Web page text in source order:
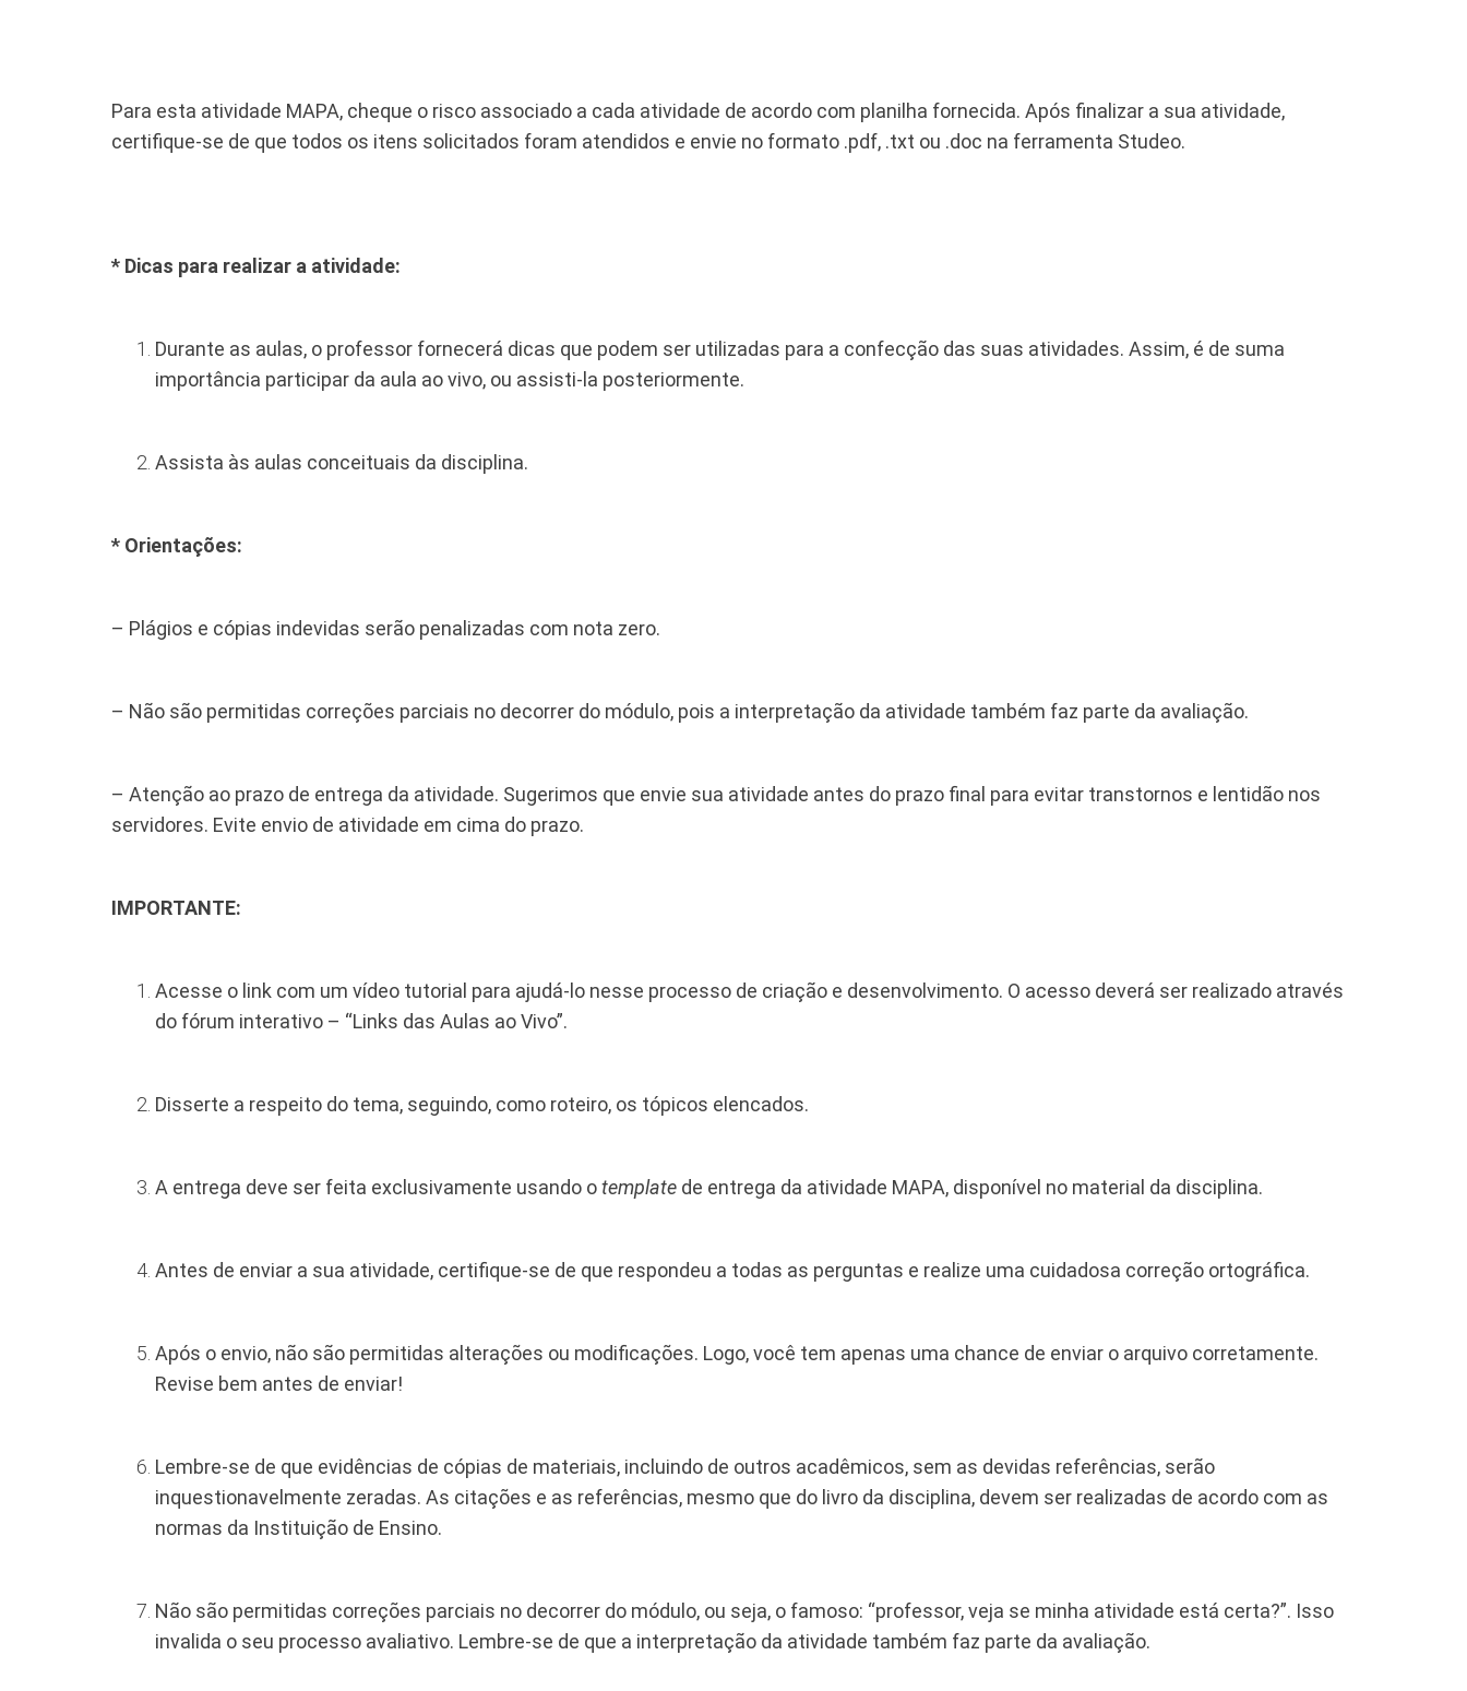
Para esta atividade MAPA, cheque o risco associado a cada atividade de acordo com planilha fornecida. Após finalizar a sua atividade,
certifique-se de que todos os itens solicitados foram atendidos e envie no formato .pdf, .txt ou .doc na ferramenta Studeo.
* Dicas para realizar a atividade:
Durante as aulas, o professor fornecerá dicas que podem ser utilizadas para a confecção das suas atividades. Assim, é de suma
importância participar da aula ao vivo, ou assisti-la posteriormente.
Assista às aulas conceituais da disciplina.
* Orientações:
– Plágios e cópias indevidas serão penalizadas com nota zero.
– Não são permitidas correções parciais no decorrer do módulo, pois a interpretação da atividade também faz parte da avaliação.
– Atenção ao prazo de entrega da atividade. Sugerimos que envie sua atividade antes do prazo final para evitar transtornos e lentidão nos
servidores. Evite envio de atividade em cima do prazo.
​​IMPORTANTE:
Acesse o link com um vídeo tutorial para ajudá-lo nesse processo de criação e desenvolvimento. O acesso deverá ser realizado através
do fórum interativo – “Links das Aulas ao Vivo”.
Disserte a respeito do tema, seguindo, como roteiro, os tópicos elencados.
A entrega deve ser feita exclusivamente usando otemplate de entrega da atividade MAPA, disponível no material da disciplina.
Antes de enviar a sua atividade, certifique-se de que respondeu a todas as perguntas e realize uma cuidadosa correção ortográfica.
Após o envio, não são permitidas alterações ou modificações. Logo, você tem apenas uma chance de enviar o arquivo corretamente.
Revise bem antes de enviar!
Lembre-se de que evidências de cópias de materiais, incluindo de outros acadêmicos, sem as devidas referências, serão
inquestionavelmente zeradas. As citações e as referências, mesmo que do livro da disciplina, devem ser realizadas de acordo com as
normas da Instituição de Ensino.
Não são permitidas correções parciais no decorrer do módulo, ou seja, o famoso: “professor, veja se minha atividade está certa?”. Isso
invalida o seu processo avaliativo. Lembre-se de que a interpretação da atividade também faz parte da avaliação.